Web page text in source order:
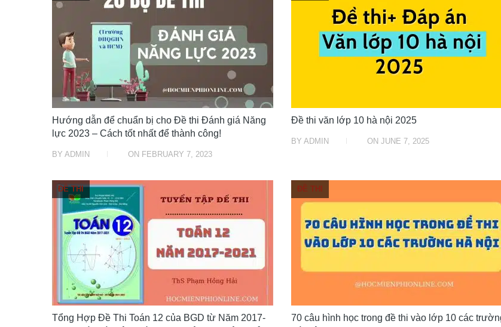
Hướng dẫn để chuẩn bị cho Đề thi Đánh giá Năng
lực 2023 – Cách tốt nhất để thành công!
BY ADMIN ON FEBRUARY 7, 2023
Đề thi văn lớp 10 hà nội 2025
BY ADMIN ON JUNE 7, 2025
ĐỀ THI
Tổng Hợp Đề Thi Toán 12 của BGD từ Năm 2017-
ĐỀ THI
70 câu hình học trong đề thi vào lớp 10 các